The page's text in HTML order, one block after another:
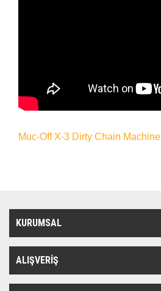
Muc-Off X-3 Dirty Chain Machine
KURUMSAL
ALIŞVERİŞ